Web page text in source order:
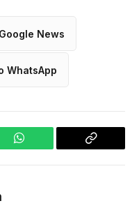
News
WhatsApp
WhatsApp
Copy